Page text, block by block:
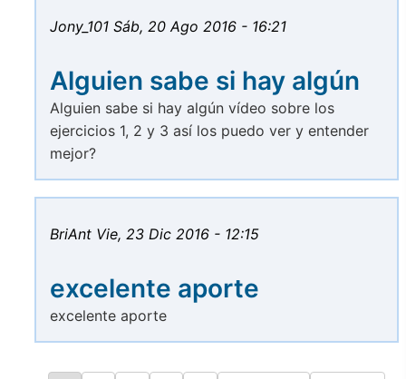
Jony_101 Sáb, 20 Ago 2016 - 16:21
Alguien sabe si hay algún
Alguien sabe si hay algún vídeo sobre los
ejercicios 1, 2 y 3 así los puedo ver y entender
mejor?
BriAnt Vie, 23 Dic 2016 - 12:15
excelente aporte
excelente aporte